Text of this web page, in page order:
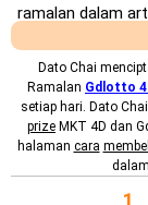
ramalan dalam
Dato Chai
Ramalan Gdlotto
setiap hari. Dato
prize MKT 4D dan
halaman cara
1